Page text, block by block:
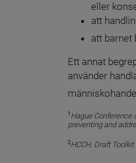
eller
att
att barnet
Ett annat
använder
1Hague Conference
preventing and
2HCCH. Draft